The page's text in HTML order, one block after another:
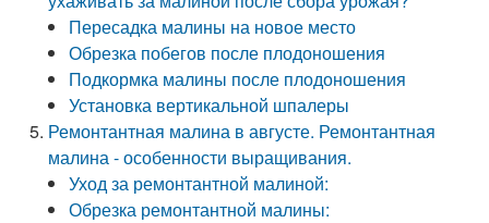
Пересадка малины на новое место
Обрезка побегов после плодоношения
Подкормка малины после плодоношения
Установка вертикальной шпалеры
Ремонтантная малина в августе. Ремонтантная
малина - особенности выращивания.
Уход за ремонтантной малиной:
Обрезка ремонтантной малины: